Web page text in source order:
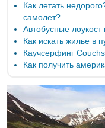
Как летать
самолет?
Автобусные
Как искать жилье в
Каучсерфинг
Как получить